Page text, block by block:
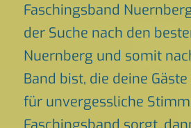
Faschingsband
der Suche nach den
Nuernberg und somit
Band bist, die deine
für unvergessliche